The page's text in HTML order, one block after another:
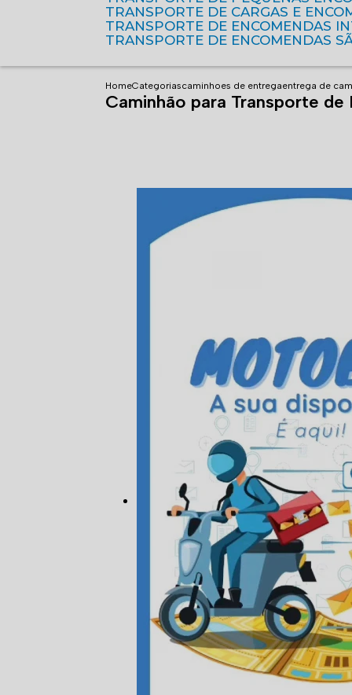
TRANSPORTE DE CARGAS E
TRANSPORTE DE ENCOMENDAS
TRANSPORTE DE ENCOMENDAS
HomeCategoriascaminhoes de entregaentrega de
Caminhão para Transporte